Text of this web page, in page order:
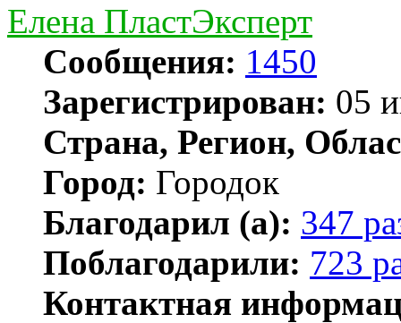
Елена ПластЭксперт
Сообщения: 1450
Зарегистрирован: 05
Страна, Регион,
Город: Городок
Благодарил (а): 347
Поблагодарили: 723
Контактная